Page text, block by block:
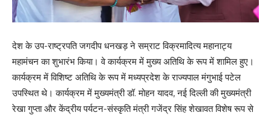
देश के उप-राष्ट्रपति जगदीप धनखड़ ने सम्राट विक्रमादित्य महानाट्य
महामंचन का शुभारंभ किया। वे कार्यक्रम में मुख्य अतिथि के रूप में शामिल हुए।
कार्यक्रम में विशिष्ट अतिथि के रूप में मध्यप्रदेश के राज्यपाल मंगुभाई पटेल
उपस्थित थे। कार्यक्रम में मुख्यमंत्री डॉ. मोहन यादव, नई दिल्ली की मुख्यमंत्री
रेखा गुप्ता और केंद्रीय पर्यटन-संस्कृति मंत्री गजेंद्र सिंह शेखावत विशेष रूप से